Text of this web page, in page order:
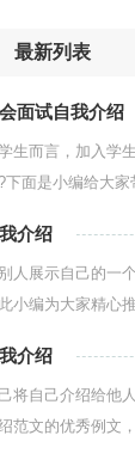
最新列表
面试自我介绍
生而言，加入学
下面是小编给大
介绍
人展示自己的一
小编为大家精心
介绍
将自己介绍给他
范文的优秀例文